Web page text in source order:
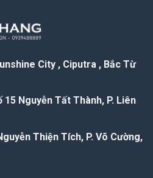
City , Ciputra , Bắc Từ
15 Nguyễn Tất Thành, P. Liên
Thiện Tích, P. Võ Cường,